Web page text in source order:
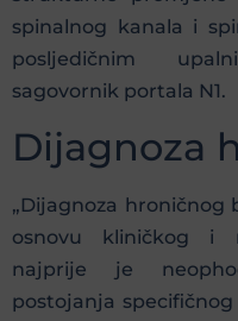
spinalnog kanala i
posljedičnim
sagovornik portala N1.
Dijagnoza
„Dijagnoza hroničnog
osnovu kliničkog i
najprije je
postojanja